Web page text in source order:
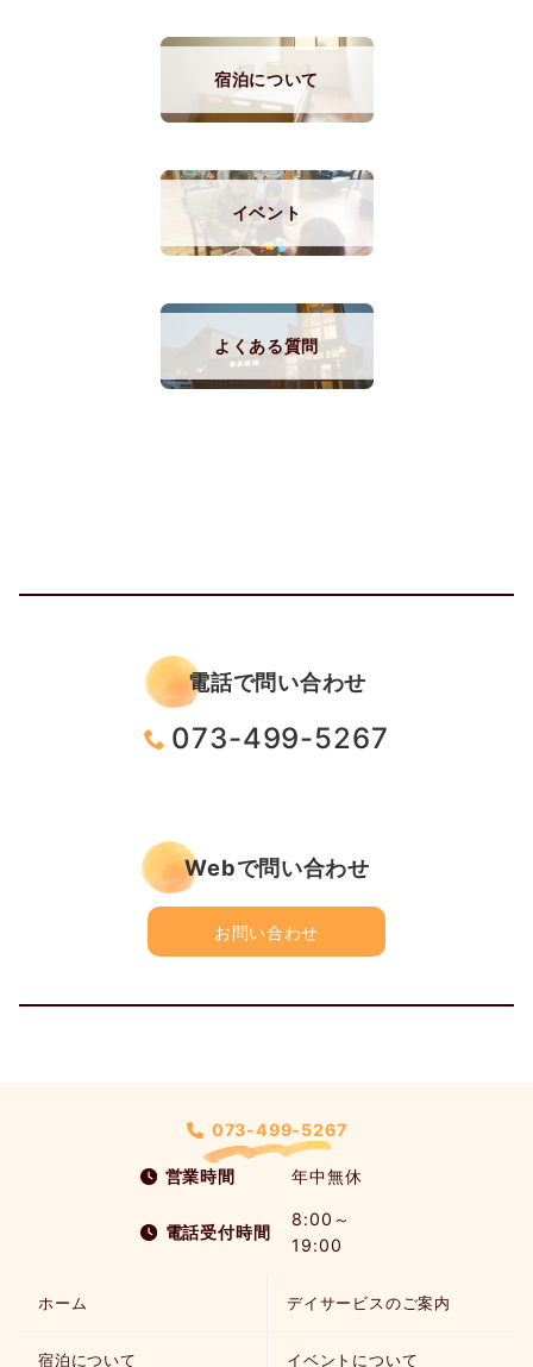
宿泊について
イベント
よくある質問
電話で問い合わせ
073-499-5267
Webで問い合わせ
お問い合わせ
073-499-5267
営業時間 年中無休
電話受付時間
8:00～
19:00
ホーム デイサービスのご案内
宿泊について イベントについて